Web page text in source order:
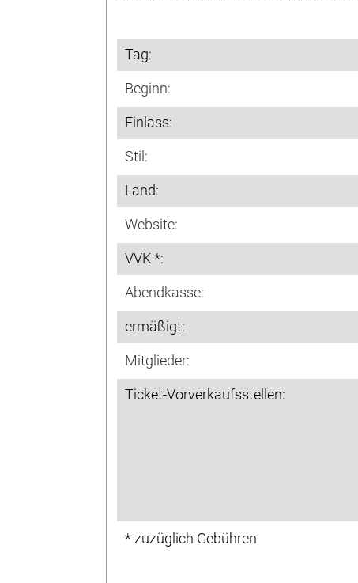
Tag:
Beginn:
Einlass:
Stil:
Land:
Website:
VVK *:
Abendkasse:
ermäßigt:
Mitglieder:
Ticket-Vorverkaufsstellen:
* zuzüglich Gebühren